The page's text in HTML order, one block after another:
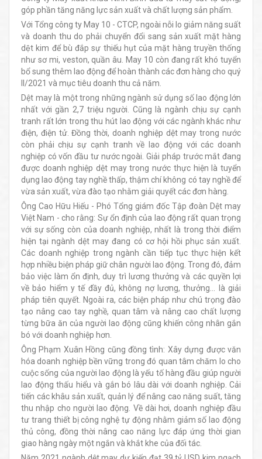
góp phần tăng năng lực sản xuất và chất lượng sản phẩm.
Với Tổng công ty May 10 - CTCP, ngoài nỗi lo giảm năng suất
và doanh thu do phải chuyển đổi sang sản xuất mặt hàng
dệt kim để bù đắp sự thiếu hụt của mặt hàng truyền thống
như sơ mi, veston, quần âu. May 10 còn đang rất khó tuyển
bổ sung thêm lao động để hoàn thành các đơn hàng cho quý
II/2021 và mục tiêu doanh thu cả năm.
Dệt may là một trong những ngành sử dụng số lao động lớn
nhất với gần 2,7 triệu người. Cũng là ngành chịu sự cạnh
tranh rất lớn trong thu hút lao động với các ngành khác như
điện, điện tử. Đồng thời, doanh nghiệp dệt may trong nước
còn phải chịu sự cạnh tranh về lao động với các doanh
nghiệp có vốn đầu tư nước ngoài. Giải pháp trước mắt đang
được doanh nghiệp dệt may trong nước thực hiện là tuyển
dụng lao động tay nghề thấp, thậm chí không có tay nghề để
vừa sản xuất, vừa đào tạo nhằm giải quyết các đơn hàng.
Ông Cao Hữu Hiếu - Phó Tổng giám đốc Tập đoàn Dệt may
Việt Nam - cho rằng: Sự ổn định của lao động rất quan trọng
với sự sống còn của doanh nghiệp, nhất là trong thời điểm
hiện tại ngành dệt may đang có cơ hội hồi phục sản xuất.
Các doanh nghiệp trong ngành cần tiếp tục thực hiện kết
hợp nhiều biện pháp giữ chân người lao động. Trong đó, đảm
bảo việc làm ổn định, duy trì lương thưởng và các quyền lợi
về bảo hiểm y tế đầy đủ, không nợ lương, thưởng… là giải
pháp tiên quyết. Ngoài ra, các biện pháp như chú trọng đào
tạo nâng cao tay nghề, quan tâm và nâng cao chất lượng
từng bữa ăn của người lao động cũng khiến công nhân gắn
bó với doanh nghiệp hơn.
Ông Phạm Xuân Hồng cũng đồng tình: Xây dựng được văn
hóa doanh nghiệp bền vững trong đó quan tâm chăm lo cho
cuộc sống của người lao động là yếu tố hàng đầu giúp người
lao động thấu hiểu và gắn bó lâu dài với doanh nghiệp. Cải
tiến các khâu sản xuất, quản lý để nâng cao năng suất, tăng
thu nhập cho người lao động. Về dài hơi, doanh nghiệp đầu
tư trang thiết bị công nghệ tự động nhằm giảm số lao động
thủ công, đồng thời nâng cao năng lực đáp ứng thời gian
giao hàng ngày một ngắn và khắt khe của đối tác.